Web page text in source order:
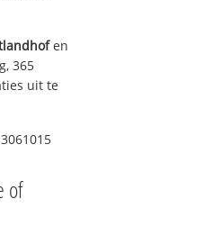
en
365
uit te
of